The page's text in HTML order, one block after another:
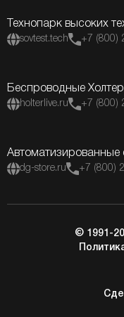
Технопарк высоких
sovtest.tech +7 (800)
Беспроводные
holterlive.ru +7 (800)
Автоматизированные
dg-store.ru +7 (800)
© 1991-